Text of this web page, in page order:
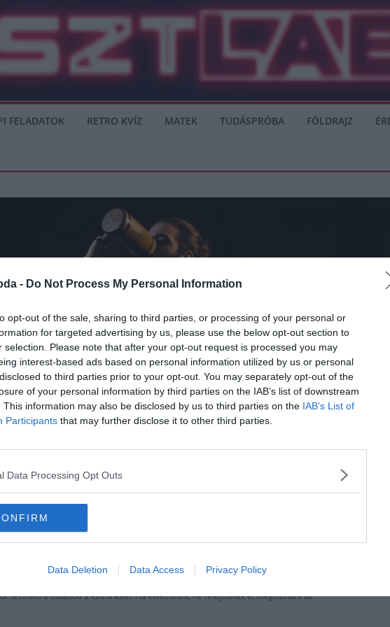
- Do Not Process My Personal Information
opt-out of the sale, sharing to third parties, or processing of your personal or
for targeted advertising by us, please use the below opt-out section to
selection. Please note that after your opt-out request is processed you may
interest-based ads based on personal information utilized by us or personal
to third parties prior to your opt-out. You may separately opt-out of the
of your personal information by third parties on the IAB’s list of downstream
This information may also be disclosed by us to third parties on the IAB’s List of
Participants that may further disclose it to other third parties.
Data Processing Opt Outs
Data Deletion Data Access Privacy Policy
FELADATOK RETRO KVÍZ MATEK TUDÁSPRÓBA FÖLDRAJZ
teszteld hogy Te mennyire vagy
teszteld a tudásod a kvízünkkel! Ha élveztétek, ne felejtsétek el megosztani az